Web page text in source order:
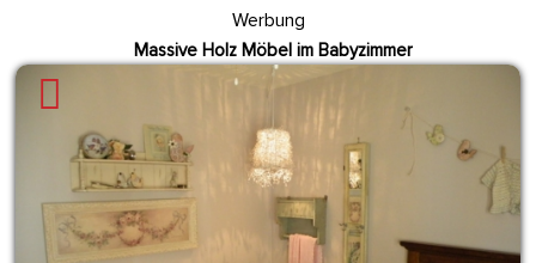
Werbung
Massive Holz Möbel im Babyzimmer